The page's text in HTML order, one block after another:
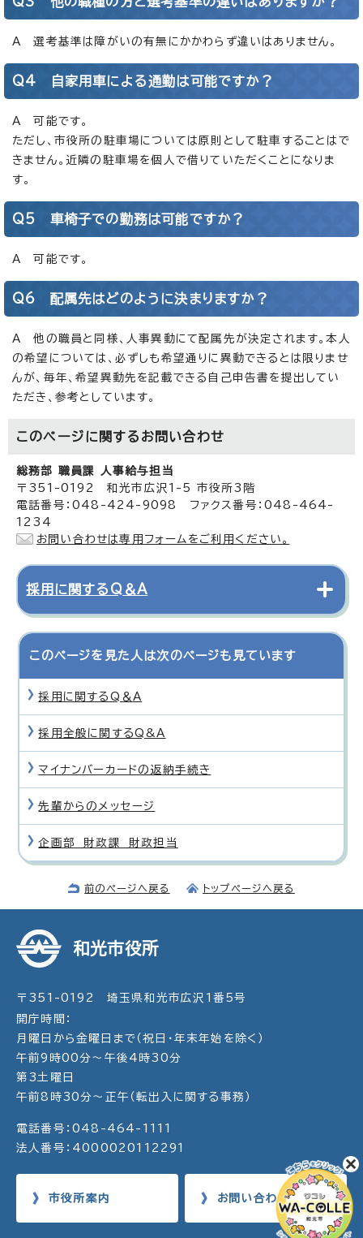
A 選考基準は障がいの有無にかかわらず違いはありません。
Q4 自家用車による通勤は可能ですか？
A 可能です。
ただし、市役所の駐車場については原則として駐車することはで
きません。近隣の駐車場を個人で借りていただくことになりま
す。
Q5 車椅子での勤務は可能ですか？
A 可能です。
Q6 配属先はどのように決まりますか？
A 他の職員と同様、人事異動にて配属先が決定されます。本人
の希望については、必ずしも希望通りに異動できるとは限りませ
んが、毎年、希望異動先を記載できる自己申告書を提出してい
ただき、参考としています。
このページに関する お問い合わせ
総務部 職員課 人事給与担当
〒351-0192 和光市広沢1-5 市役所3階
電話番号：048-424-9098 ファクス番号：048-464-
1234
お問い合わせは専用フォームをご利用ください。
採用に関するQ＆A
このページを見た人は次のページも見ています
採用に関するQ＆A
採用全般に関するQ&A
マイナンバーカードの返納手続き
先輩からのメッセージ
企画部 財政課 財政担当
前のページへ戻る トップページへ戻る
和光市役所
〒351-0192 埼玉県和光市広沢1番5号
開庁時間：
月曜日から金曜日まで（祝日・年末年始を除く）
午前9時00分～午後4時30分
第3土曜日
午前8時30分～正午（転出入に関する事務）
電話番号：048-464-1111
法人番号：4000020112291
市役所案内 お問い合わせ